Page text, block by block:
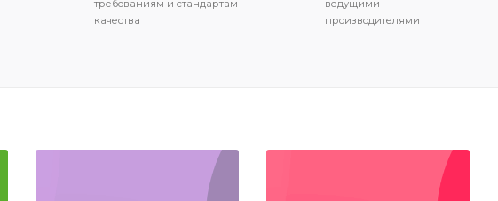
требованиям и стандартам
качества
ведущими
производителями